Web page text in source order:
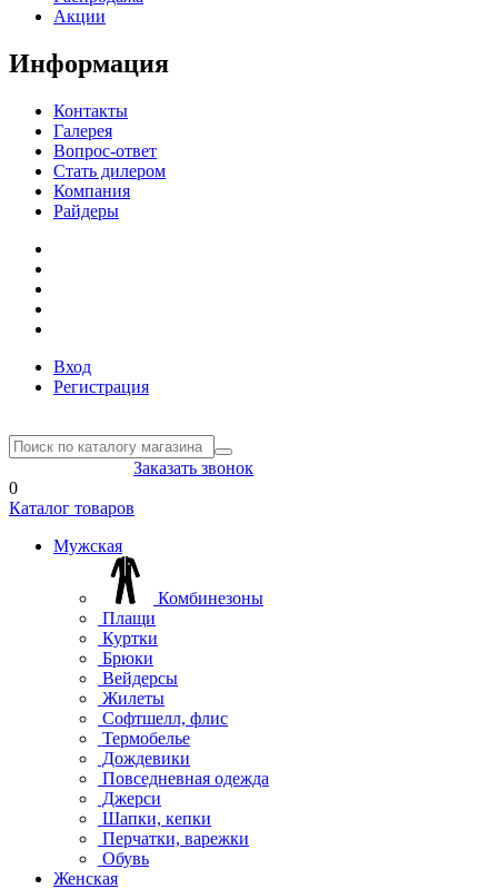
Акции
Информация
Контакты
Галерея
Вопрос-ответ
Стать дилером
Компания
Райдеры
Вход
Регистрация
Заказать звонок
0
Каталог товаров
Мужская
Комбинезоны
Плащи
Куртки
Брюки
Вейдерсы
Жилеты
Софтшелл, флис
Термобелье
Дождевики
Повседневная одежда
Джерси
Шапки, кепки
Перчатки, варежки
Обувь
Женская